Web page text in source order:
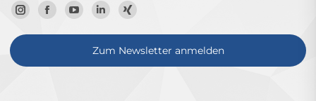
Zum
Instagram-
Zur
Facebook-
Zum
YouTube-
Kanal
Zum
LinkedIn-
Profil
Zum
Xing-
Profil
Zum Newsletter anmelden